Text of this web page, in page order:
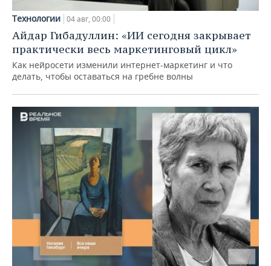
Технологии 04 авг, 00:00
Айдар Гибадуллин: «ИИ сегодня закрывает
практически весь маркетинговый цикл»
Как нейросети изменили интернет-маркетинг и что
делать, чтобы оставаться на гребне волны